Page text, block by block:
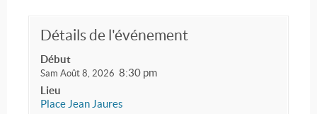
Détails de l'événement
Début
Sam Août 8, 2026 8:30 pm
Lieu
Place Jean Jaures